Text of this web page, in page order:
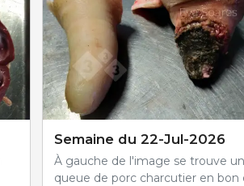
Semaine du 22-Jul-2026
À gauche de l'image se trouve
queue de porc charcutier en bon